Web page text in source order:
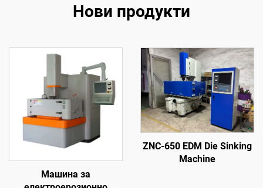
Нови продукти
Машина за
ZNC-650 EDM Die Sinking
Machine